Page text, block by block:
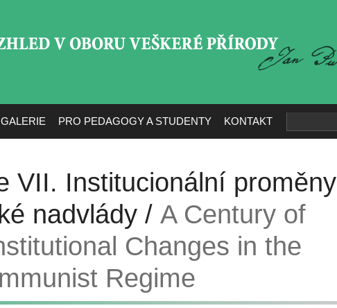
PRO PEDAGOGY A STUDENTY KONTAKT
VII. Institucionální proměny
nadvlády / A Century of
Changes in the
Regime